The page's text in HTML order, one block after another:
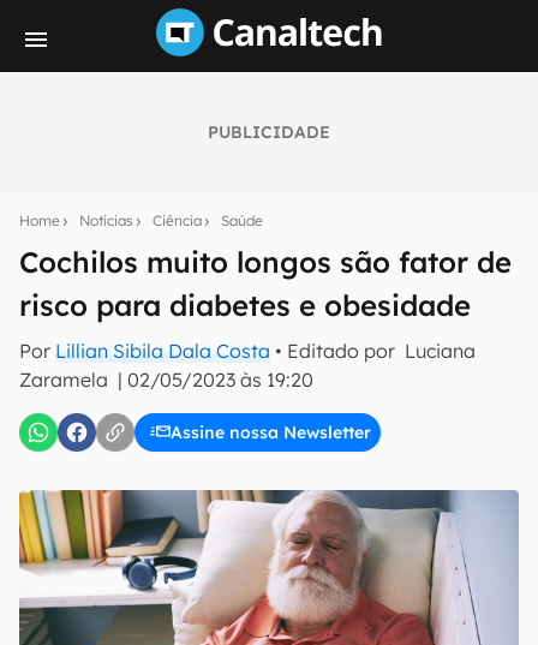
PUBLICIDADE
Home Notícias Ciência Saúde
Cochilos muito longos são fator de
risco para diabetes e obesidade
Por Lillian Sibila Dala Costa • Editado por Luciana
Zaramela | 02/05/2023 às 19:20
Assine nossa Newsletter
notícias e reviews sobre tecnologia em primeira
mão.
E-mail
Uso e Política de Privacidade do Canaltech.